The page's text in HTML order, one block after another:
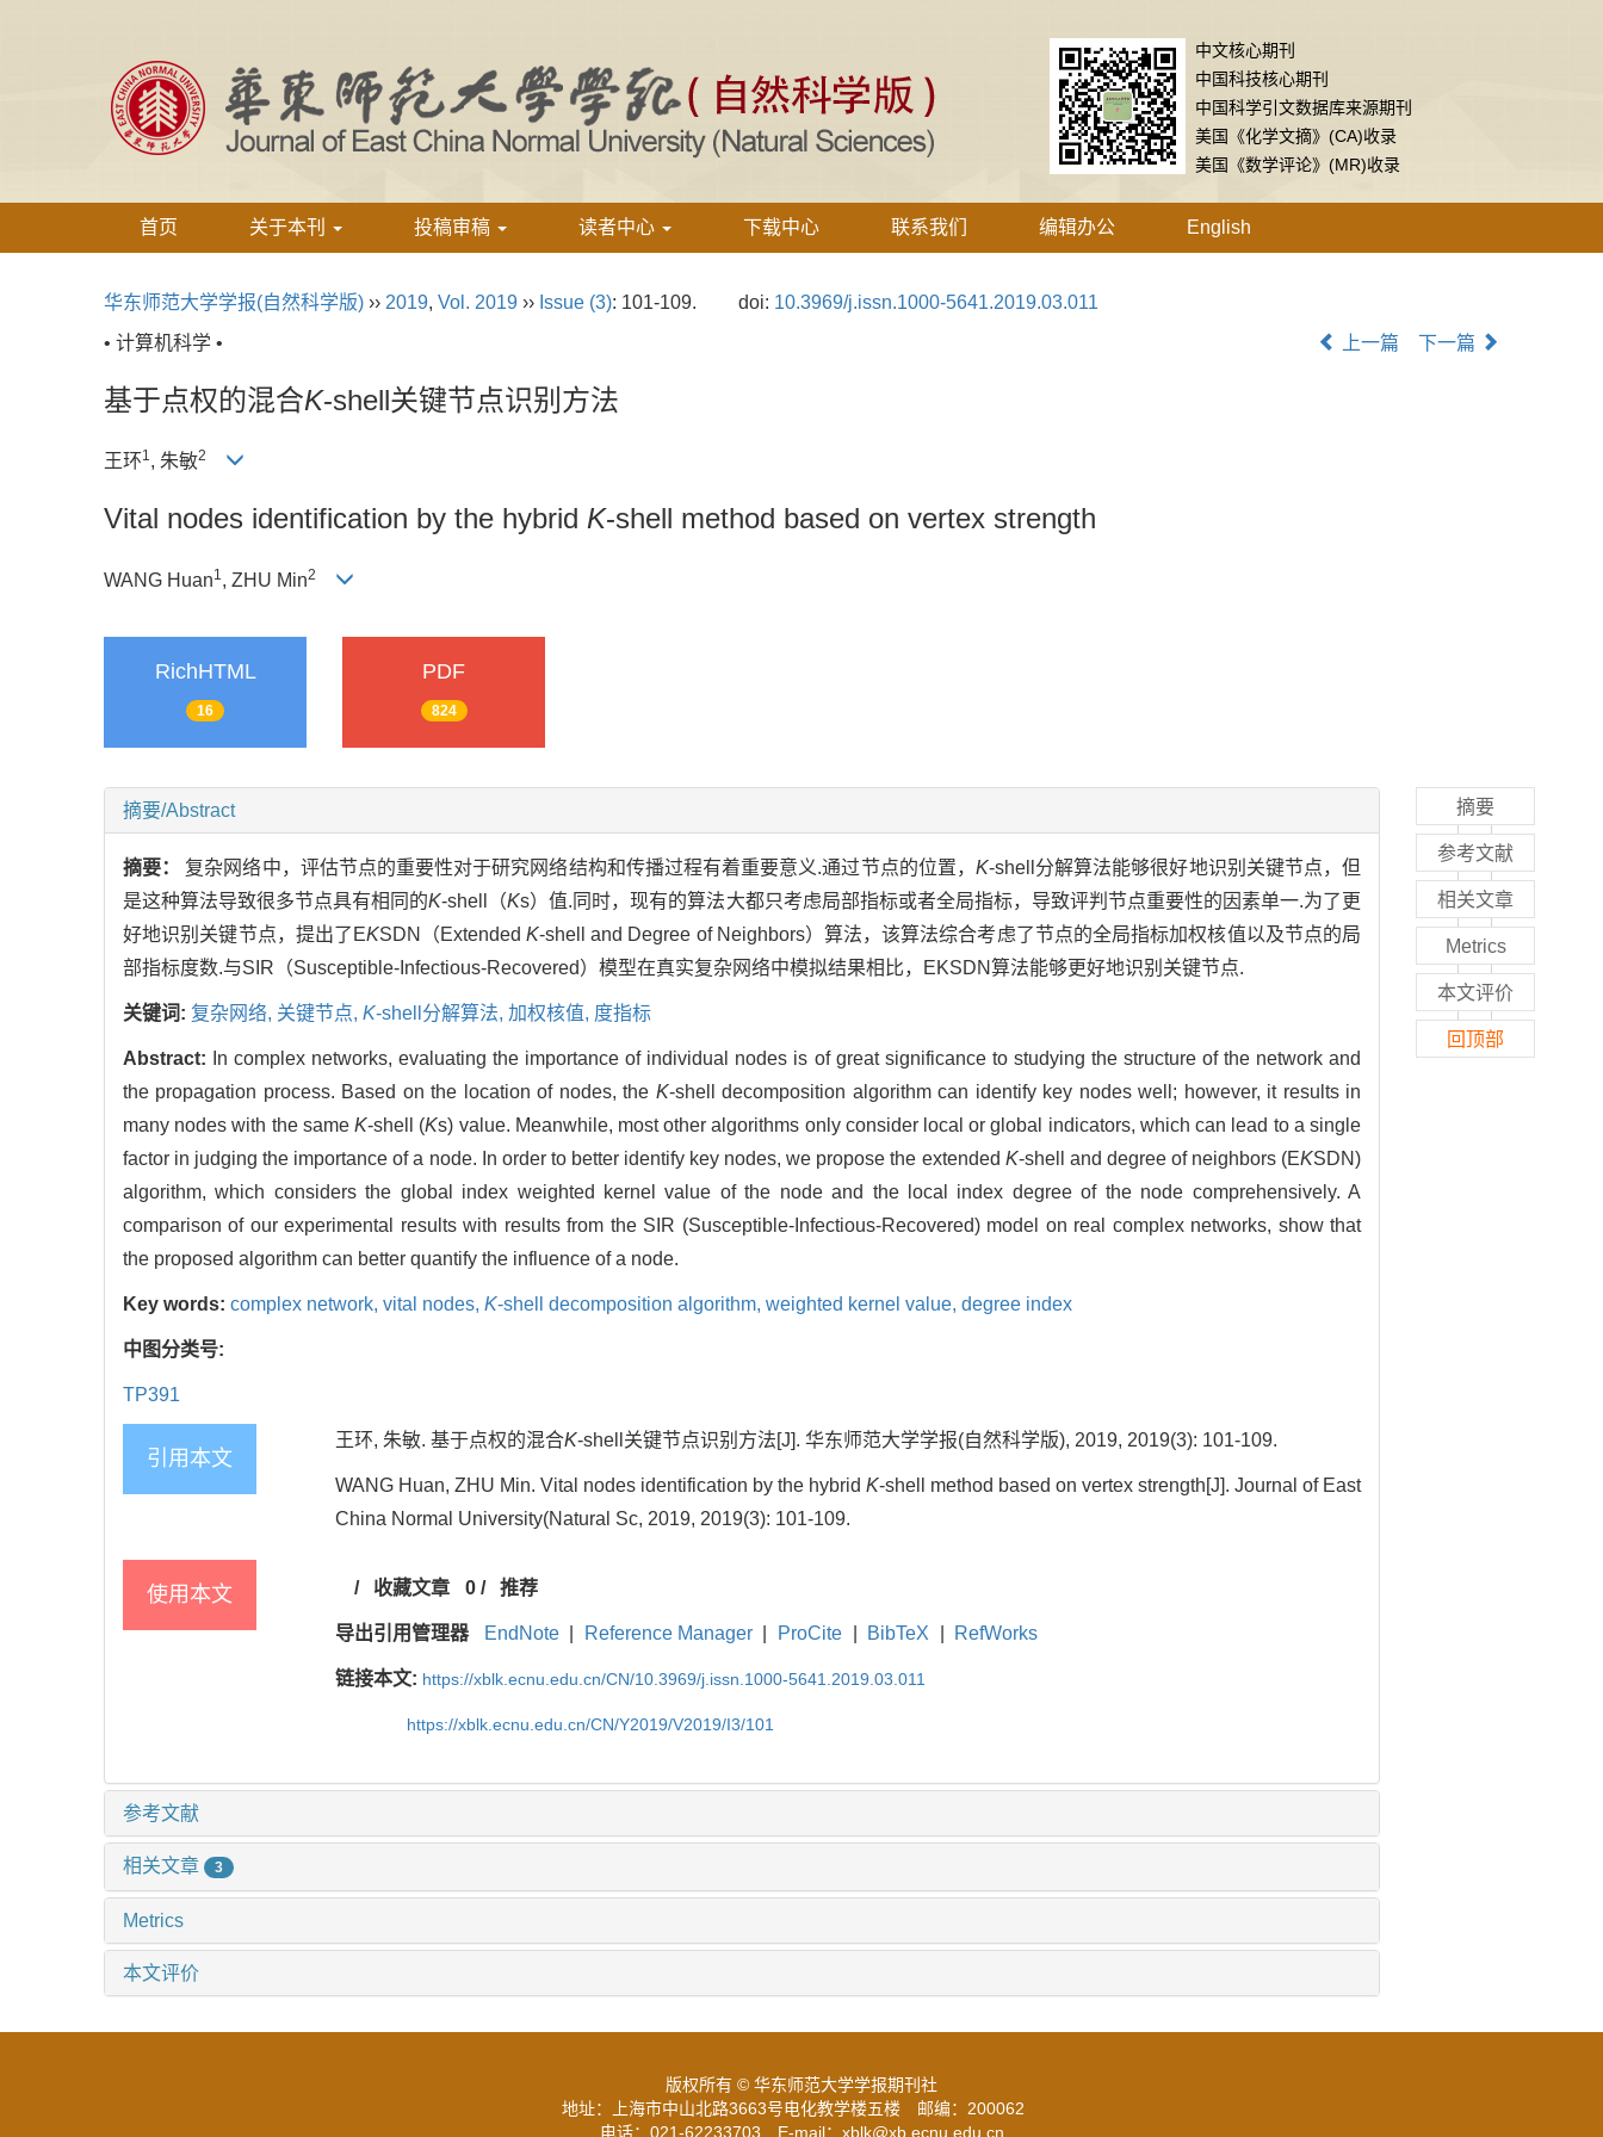
中文核心期刊
中国科技核心期刊
中国科学引文数据库来源期刊
美国《化学文摘》(CA)收录
美国《数学评论》(MR)收录
首页 关于本刊 投稿审稿 读者中心 下载中心 联系我们 编辑办公 English
华东师范大学学报(自然科学版) ›› 2019, Vol. 2019 ›› Issue (3): 101-109. doi: 10.3969/j.issn.1000-5641.2019.03.011
• 计算机科学 •
上一篇 下一篇
基于点权的混合K-shell关键节点识别方法
王环1, 朱敏2
Vital nodes identification by the hybrid K-shell method based on vertex strength
WANG Huan1 , ZHU Min2
RichHTML
16
PDF
824
摘要/Abstract
摘要： 复杂网络中，评估节点的重要性对于研究网络结构和传播过程有着重要意义.通过节点的位置， K-shell分解算法能够很好地识别关键节点，但
是这种算法导致很多节点具有相同的K-shell（Ks）值.同时，现有的算法大都只考虑局部指标或者全局指标，导致评判节点重要性的因素单一.为了更
好地识别关键节点，提出了EKSDN（ExtendedK-shell and Degree of Neighbors）算法，该算法综合考虑了节点的全局指标加权核值以及节点的局
部指标度数.与SIR（Susceptible-Infectious-Recovered）模型在真实复杂网络中模拟结果相比，EKSDN算法能够更好地识别关键节点.
关键词: 复杂网络, 关键节点, K-shell分解算法, 加权核值, 度指标
Abstract:
In complex networks, evaluating the importance of individual nodes is of great significance to studying the structure of the network and
the propagation process. Based on the location of nodes, the K-shell decomposition algorithm can identify key nodes well; however, it results in
many nodes with the sameK-shell (Ks) value. Meanwhile, most other algorithms only consider local or global indicators, which can lead to a single
factor in judging the importance of a node. In order to better identify key nodes, we propose the extended K-shell and degree of neighbors (EKSDN)
algorithm, which considers the global index weighted kernel value of the node and the local index degree of the node comprehensively. A
comparison of our experimental results with results from the SIR (Susceptible-Infectious-Recovered) model on real complex networks, show that
the proposed algorithm can better quantify the influence of a node.
Key words: complex network, vital nodes, K-shell decomposition algorithm, weighted kernel value, degree index
中图分类号:
TP391
引用本文
王环, 朱敏. 基于点权的混合K-shell关键节点识别方法[J]. 华东师范大学学报(自然科学版), 2019, 2019(3): 101-109.
WANG Huan, ZHU Min. Vital nodes identification by the hybrid K-shell method based on vertex strength[J]. Journal of East
China Normal University(Natural Sc, 2019, 2019(3): 101-109.
使用本文 / 收藏文章 0/ 推荐
导出引用管理器 EndNote Reference Manager ProCite BibTeX RefWorks
链接本文: https://xblk.ecnu.edu.cn/CN/10.3969/j.issn.1000-5641.2019.03.011
https://xblk.ecnu.edu.cn/CN/Y2019/V2019/I3/101
参考文献
相关文章 3
Metrics
本文评价
摘要
参考文献
相关文章
Metrics
本文评价
回顶部
版权所有 © 华东师范大学学报期刊社
地址：上海市中山北路3663号电化教学楼五楼 邮编：200062
电话：021-62233703 E-mail：xblk@xb.ecnu.edu.cn